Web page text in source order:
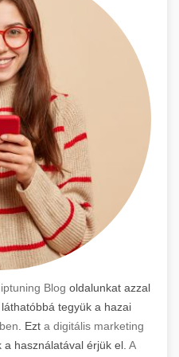
Blog oldalunkat azzal
tegyük a hazai
. Ezt a digitális marketing
használatával érjük el. A